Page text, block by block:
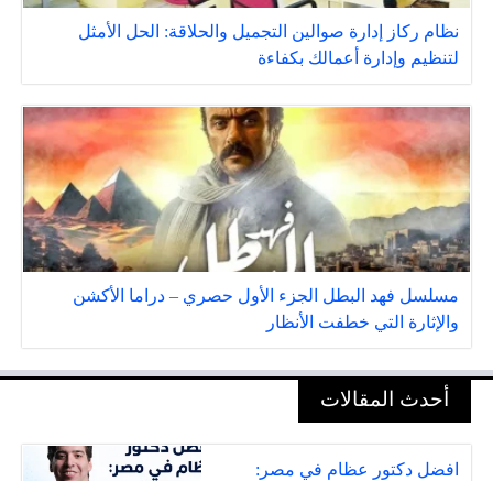
نظام ركاز إدارة صوالين التجميل والحلاقة: الحل الأمثل
لتنظيم وإدارة أعمالك بكفاءة
مسلسل فهد البطل الجزء الأول حصري – دراما الأكشن
والإثارة التي خطفت الأنظار
أحدث المقالات
افضل دكتور عظام في مصر: